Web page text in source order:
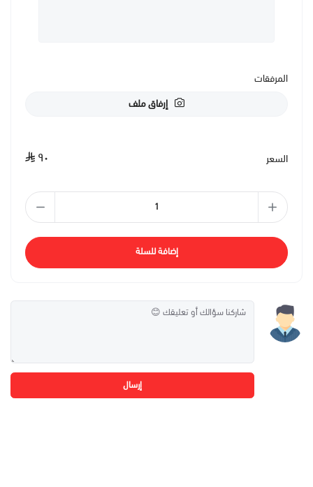
المرفقات
إرفاق ملف
السعر ٩٠
إضافة للسلة
إرسال